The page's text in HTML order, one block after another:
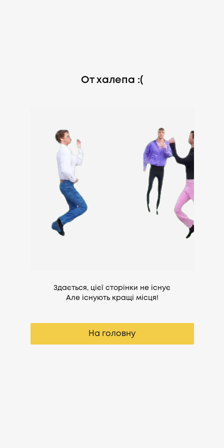
От халепа :(
Здається, цієї сторінки не існує
Але існують кращі місця!
На головну